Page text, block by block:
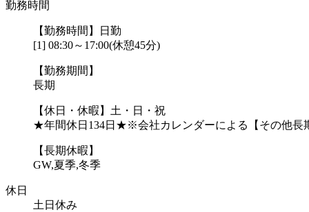
勤務時間
【勤務時間】日勤
[1] 08:30～17:00(休憩45分)
【勤務期間】
長期
【休日・休暇】土・日・祝
★年間休日134日★※会社カレンダーによる【その他長
【長期休暇】
GW,夏季,冬季
休日
土日休み